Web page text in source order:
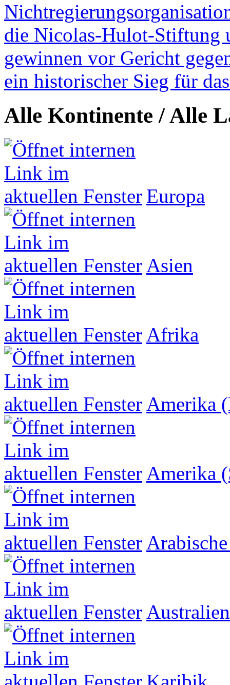
die Nicolas-Hulot-Stiftung
gewinnen vor Gericht
ein historischer Sieg für
Alle Kontinente / Alle
Europa
Asien
Afrika
Amerika
Amerika
Australien